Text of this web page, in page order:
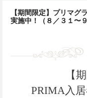
【期間限定】プリマグ
実施中！（８／３１〜９
【
PRIMA入